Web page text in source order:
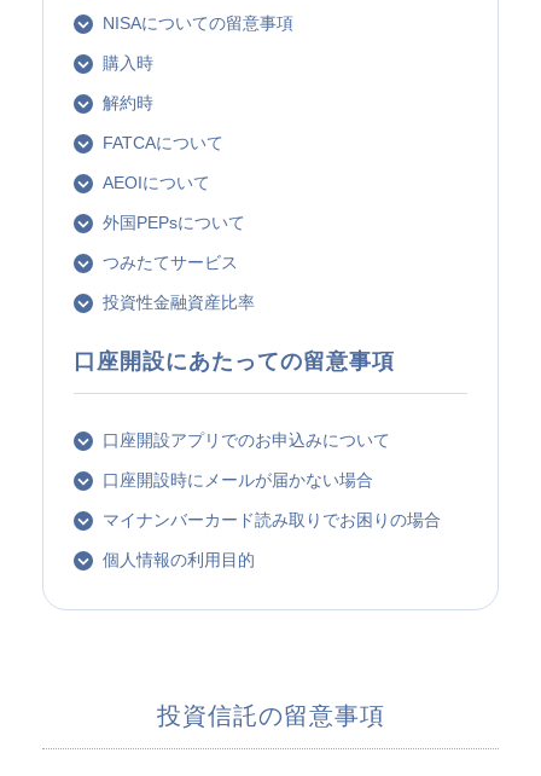
NISAについての留意事項
購入時
解約時
FATCAについて
AEOIについて
外国PEPsについて
つみたてサービス
投資性金融資産比率
口座開設にあたっての留意事項
口座開設アプリでのお申込みについて
口座開設時にメールが届かない場合
マイナンバーカード読み取りでお困りの場合
個人情報の利用目的
投資信託の留意事項